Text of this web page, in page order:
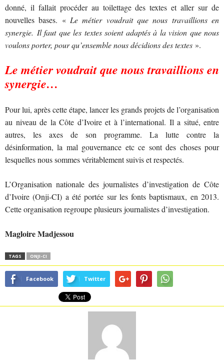
donné, il fallait procéder au toilettage des textes et aller sur de
nouvelles bases. « Le métier voudrait que nous travaillions en
synergie. Il faut que les textes soient adaptés à la vision que nous
voulons porter, pour qu’ensemble nous décidions des textes ».
Le métier voudrait que nous travaillions en
synergie…
Pour lui, après cette étape, lancer les grands projets de l’organisation
au niveau de la Côte d’Ivoire et à l’international. Il a situé, entre
autres, les axes de son programme. La lutte contre la
désinformation, la mal gouvernance etc ce sont des choses pour
lesquelles nous sommes véritablement suivis et respectés.
L’Organisation nationale des journalistes d’investigation de Côte
d’Ivoire (Onji-CI) a été portée sur les fonts baptismaux, en 2013.
Cette organisation regroupe plusieurs journalistes d’investigation.
Magloire Madjessou
TAGS ONJI-CI
Facebook Twitter